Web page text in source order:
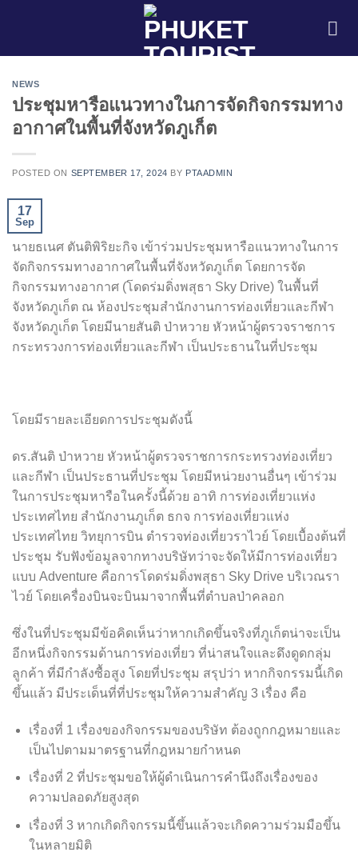
NEWS
ประชุมหารือแนวทางในการจัดกิจกรรมทาง
อากาศในพื้นที่จังหวัดภูเก็ต
POSTED ON SEPTEMBER 17, 2024 BY PTAADMIN
17
Sep
นายธเนศ ตันติพิริยะกิจ เข้าร่วมประชุมหารือแนวทางในการ
จัดกิจกรรมทางอากาศในพื้นที่จังหวัดภูเก็ต โดยการจัด
กิจกรรมทางอากาศ (โดดร่มดิ่งพสุธา Sky Drive) ในพื้นที่
จังหวัดภูเก็ต ณ ห้องประชุมสำนักงานการท่องเที่ยวและกีฬา
จังหวัดภูเก็ต โดยมีนายสันติ ป่าหวาย หัวหน้าผู้ตรวจราชการ
กระทรวงการท่องเที่ยวและกีฬา เป็นประธานในที่ประชุม
โดยมีรายละเอียดการประชุมดังนี้
ดร.สันติ ป่าหวาย หัวหน้าผู้ตรวจราชการกระทรวงท่องเที่ยว
และกีฬา เป็นประธานที่ประชุม โดยมีหน่วยงานอื่นๆ เข้าร่วม
ในการประชุมหารือในครั้งนี้ด้วย อาทิ การท่องเที่ยวแห่ง
ประเทศไทย สำนักงานภูเก็ต ธกจ การท่องเที่ยวแห่ง
ประเทศไทย วิทยุการบิน ตำรวจท่องเที่ยวราไวย์ โดยเบื้องต้นที่
ประชุม รับฟังข้อมูลจากทางบริษัทว่าจะจัดให้มีการท่องเที่ยว
แบบ Adventure คือการโดดร่มดิ่งพสุธา Sky Drive บริเวณรา
ไวย์ โดยเครื่องบินจะบินมาจากพื้นที่ตำบลป่าคลอก
ซึ่งในที่ประชุมมีข้อคิดเห็นว่าหากเกิดขึ้นจริงที่ภูเก็ตน่าจะเป็น
อีกหนึ่งกิจกรรมด้านการท่องเที่ยว ที่น่าสนใจและดึงดูดกลุ่ม
ลูกค้า ที่มีกำลังซื้อสูง โดยที่ประชุม สรุปว่า หากกิจกรรมนี้เกิด
ขึ้นแล้ว มีประเด็นที่ที่ประชุมให้ความสำคัญ 3 เรื่อง คือ
เรื่องที่ 1 เรื่องของกิจกรรมของบริษัท ต้องถูกกฎหมายและ
เป็นไปตามมาตรฐานที่กฎหมายกำหนด
เรื่องที่ 2 ที่ประชุมขอให้ผู้ดำเนินการคำนึงถึงเรื่องของ
ความปลอดภัยสูงสุด
เรื่องที่ 3 หากเกิดกิจกรรมนี้ขึ้นแล้วจะเกิดความร่วมมือขึ้น
ในหลายมิติ